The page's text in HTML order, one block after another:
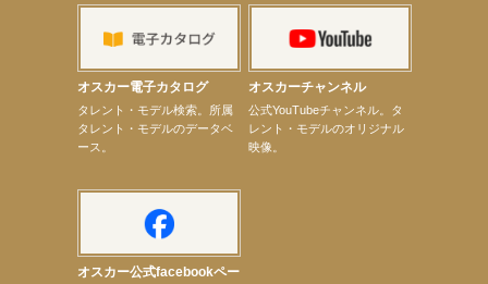
【elfin’】【小倉舞子】8月9日（日）「MxM’s produce event vol.14」に出演決定！
【elfin’】【辻美優】8月28日（金）「辻美優(elfin’)グレイテスト・ショー」に出演決定！
【elfin’】9月27日（日）「Beauty Voice Theater Reboot Vol.3」開催決定！
【本田紗来】「Ray」9月号発売中！
オスカー電子カタログ
タレント・モデル検索。所属
タレント・モデルのデータベ
ース。
オスカーチャンネル
公式YouTubeチャンネル。タ
レント・モデルのオリジナル
映像。
オスカー公式facebookペー